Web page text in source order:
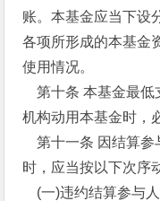
账。本基金应当下设
各项所形成的本基金
使用情况。
第十条 本基金最低
机构动用本基金时，
第十一条 因结算参
时，应当按以下次序
(一)违约结算参与